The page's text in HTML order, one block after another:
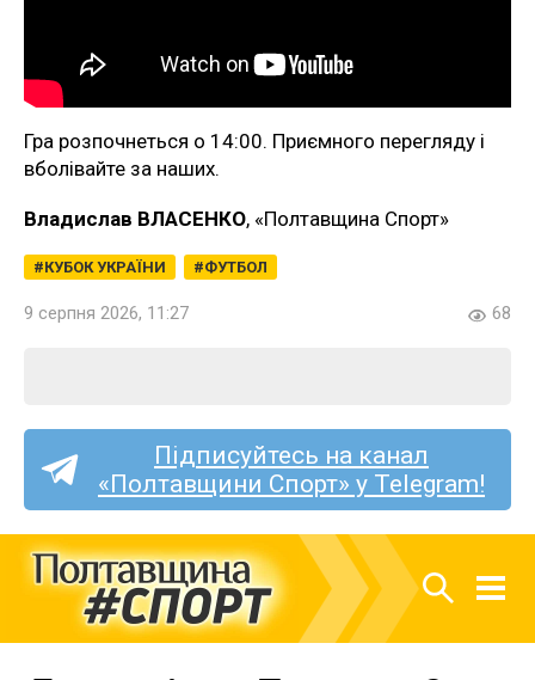
Гра розпочнеться о 14:00. Приємного перегляду і
вболівайте за наших.
Владислав ВЛАСЕНКО, «Полтавщина Спорт»
КУБОК УКРАЇНИ ФУТБОЛ
9 серпня 2026, 11:27 68
Підписуйтесь на канал
«Полтавщини Спорт» у Telegram!